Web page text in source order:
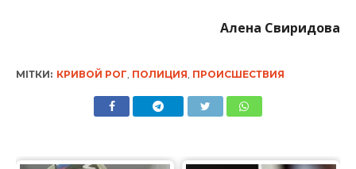
Алена Свиридова
МІТКИ: КРИВОЙ РОГ, ПОЛИЦИЯ, ПРОИСШЕСТВИЯ